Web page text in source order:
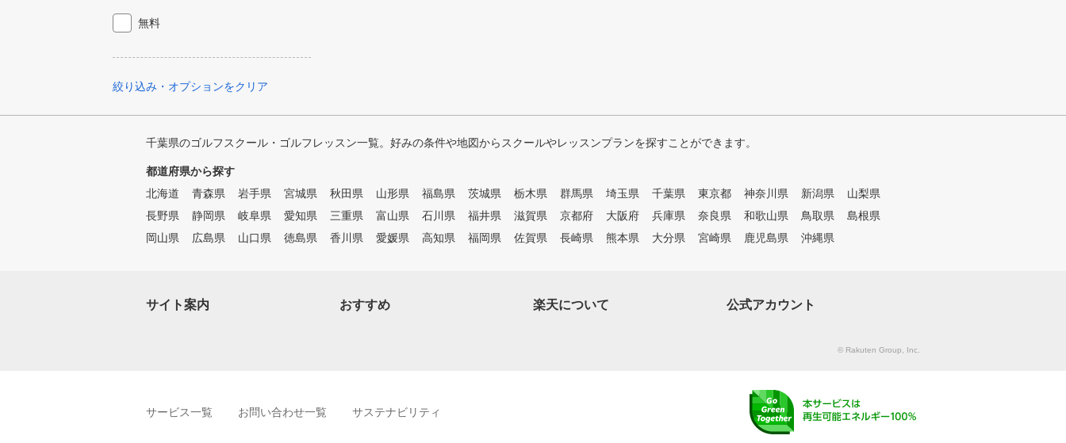
無料
絞り込み・オプションをクリア
千葉県のゴルフスクール・ゴルフレッスン一覧。好みの条件や地図からスクールやレッスンプランを探すことができます。
都道府県から探す
北海道
青森県 岩手県 宮城県 秋田県 山形県 福島県 茨城県 栃木県 群馬県 埼玉県 千葉県 東京都 神奈川県 新潟県
山梨県
長野県
静岡県 岐阜県 愛知県 三重県 富山県 石川県 福井県 滋賀県 京都府 大阪府 兵庫県 奈良県 和歌山県 鳥取県
島根県
岡山県
広島県 山口県 徳島県 香川県 愛媛県 高知県 福岡県 佐賀県 長崎県 熊本県 大分県 宮崎県 鹿児島県 沖縄県
サイト案内 おすすめ 楽天について 公式アカウント
© Rakuten Group, Inc.
サービス一覧 お問い合わせ一覧 サステナビリティ